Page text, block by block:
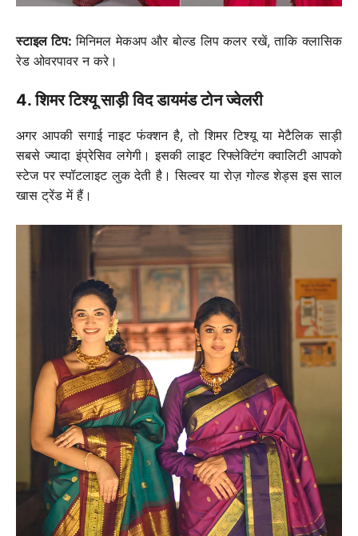
स्टाइल टिप: मिनिमल मेकअप और बोल्ड लिप कलर रखें, ताकि क्लासिक
रेड ओवरपावर न करे।
4. शिमर टिश्यू साड़ी विद डायमंड टोन ज्वेलरी
अगर आपकी सगाई नाइट फंक्शन है, तो शिमर टिश्यू या मेटैलिक साड़ी
सबसे ज्यादा इंप्रेसिव लगेगी। इसकी लाइट रिफ्लेक्टिंग क्वालिटी आपको
स्टेज पर स्पॉटलाइट लुक देती है। सिल्वर या रोज़ गोल्ड शेड्स इस साल
खास ट्रेंड में हैं।